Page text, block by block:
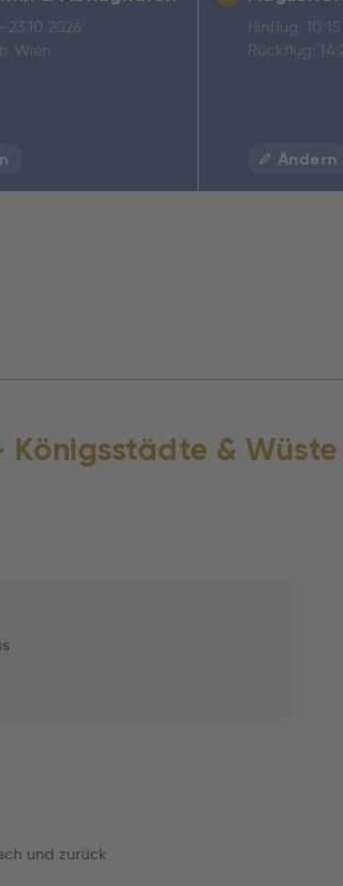
23.10.2026
Wien
Hinflug:
Rückflug:
Ändern
& Wüste
und zurück